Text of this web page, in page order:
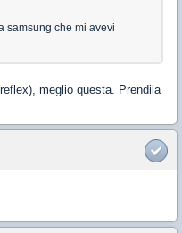
samsung che mi avevi
meglio questa. Prendila